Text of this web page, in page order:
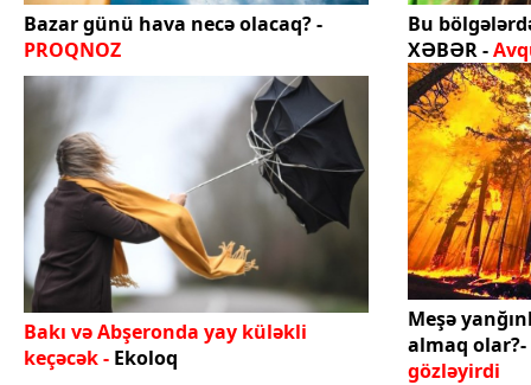
Bazar günü hava necə olacaq? -
PROQNOZ
Bu
XƏBƏR -
Bakı və Abşeronda yay küləkli
keçəcək - Ekoloq
Meşə
almaq olar?-
gözləyirdi